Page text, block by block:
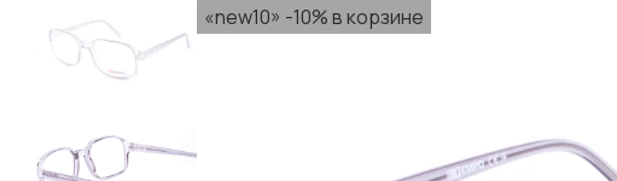
«new10» -10% в корзине